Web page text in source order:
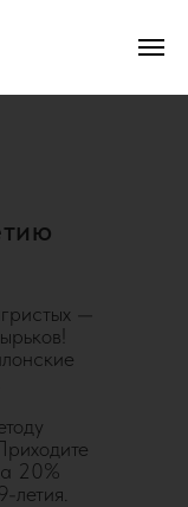
—
20%
летия.